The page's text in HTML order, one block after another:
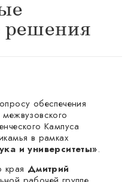
решения
обеспечения
Кампуса
в рамках
и университеты».
края Дмитрий